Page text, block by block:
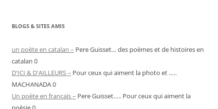
BLOGS & SITES AMIS
un poète en catalan – Pere Guisset… des poèmes et de histoires en
catalan 0
D'ICI & D'AILLEURS – Pour ceux qui aiment la photo et …..
MACHANADA 0
Un poète en français – Pere Guisset….. Pour ceux qui aiment la